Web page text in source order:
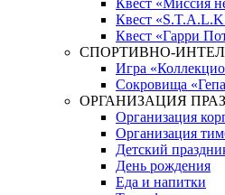
Квест «Миссия
Квест
Квест «Гарри
СПОРТИВНО-
Игра
Сокровища
ОРГАНИЗАЦИЯ
Организация
Организация
Детский
День рождения
Еда и напитки